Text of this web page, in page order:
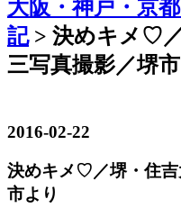
大阪・神戸・京
記> 決めキメ♡
三写真撮影／堺
2016-02-22
決めキメ♡／堺・住
市より